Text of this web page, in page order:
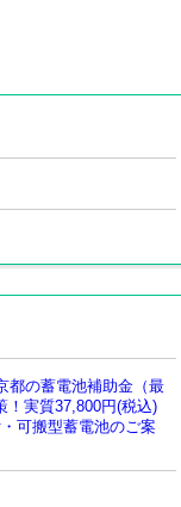
都の蓄電池補助金（最
！実質37,800円(税込)
可搬型蓄電池のご案